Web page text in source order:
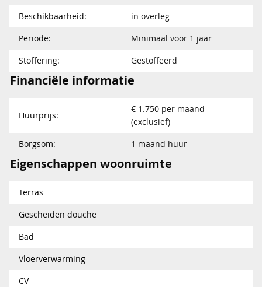
Beschikbaarheid:
in overleg
Periode:
Minimaal voor 1 jaar
Stoffering:
Gestoffeerd
Financiële informatie
Huurprijs:
€ 1.750 per maand
(exclusief)
Borgsom:
1 maand huur
Eigenschappen woonruimte
Terras
Gescheiden douche
Bad
Vloerverwarming
CV